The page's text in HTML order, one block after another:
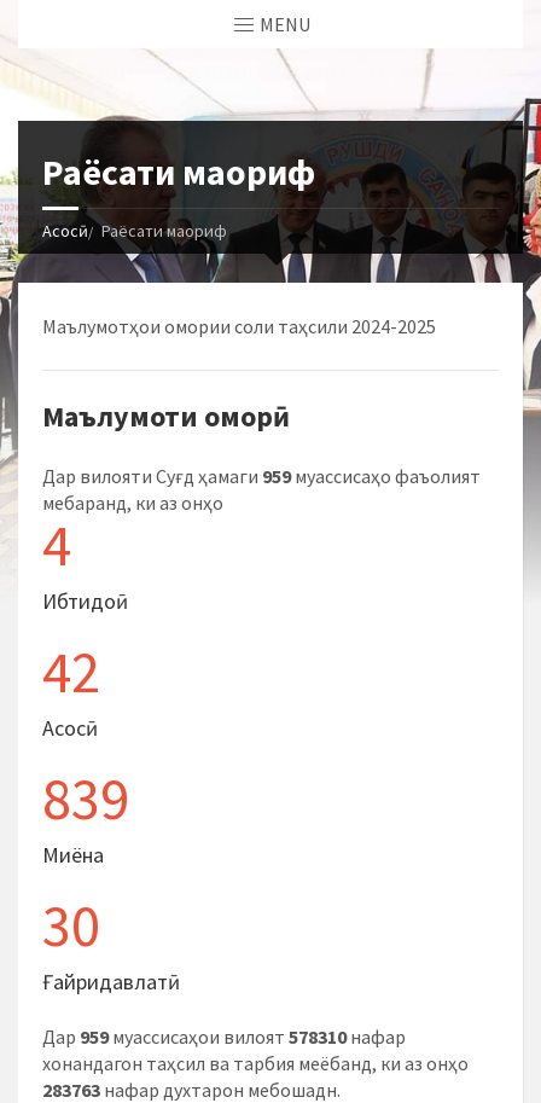
MENU
Раёсати маориф
Асосӣ Раёсати маориф
Маълумотҳои омории соли таҳсили 2024-2025
Маълумоти оморӣ
Дар вилояти Суғд ҳамаги 959муассисаҳо фаъолият
мебаранд, ки аз онҳо
4
Ибтидоӣ
42
Асосӣ
839
Миёна
30
Ғайридавлатӣ
Дар 959муассисаҳои вилоят 578310нафар
хонандагон таҳсил ва тарбия меёбанд, ки аз онҳо
283763 нафар духтарон мебошадн.